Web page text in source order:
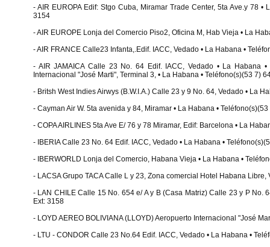
- AIR EUROPA Edif: Stgo Cuba, Miramar Trade Center, 5ta Ave.y 78
3154
- AIR EUROPE Lonja del Comercio Piso2, Oficina M, Hab Vieja • La
- AIR FRANCE Calle23 Infanta,.Edif. IACC, Vedado • La Habana •
- AIR JAMAICA Calle 23 No. 64 Edif. IACC, Vedado • La Habana
Internacional "José Marti", Terminal 3, • La Habana • Teléfono(s)(53 7)
- Britsh West Indies Airwys (B.W.I.A.) Calle 23 y 9 No. 64, Vedado • La
- Cayman Air W. 5ta avenida y 84, Miramar • La Habana •
- COPA AIRLINES 5ta Ave E/ 76 y 78 Miramar, Edif: Barcelona • La
- IBERIA Calle 23 No. 64 Edif. IACC, Vedado • La Habana •
- IBERWORLD Lonja del Comercio, Habana Vieja • La Habana •
- LACSA Grupo TACA Calle L y 23, Zona comercial Hotel Habana
- LAN CHILE Calle 15 No. 654 e/ A y B (Casa Matriz) Calle 23 y P
Ext: 3158
- LOYD AEREO BOLIVIANA (LLOYD) Aeropuerto Internacional "José
- LTU - CONDOR Calle 23 No.64 Edif. IACC, Vedado • La Habana •